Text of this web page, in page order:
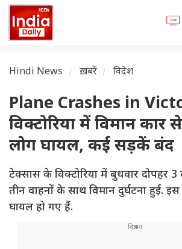
Hindi News ख़बरें विदेश
Plane Crashes in
विक्टोरिया में विमान कार
लोग घायल, कई सड़कें बंद
टेक्सास के विक्टोरिया में बुधवार
तीन वाहनों के साथ विमान दुर्घटना हुई.
घायल हो गए हैं.